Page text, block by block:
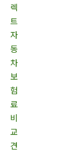
렉
트
자
동
차
보
험
료
비
교
견